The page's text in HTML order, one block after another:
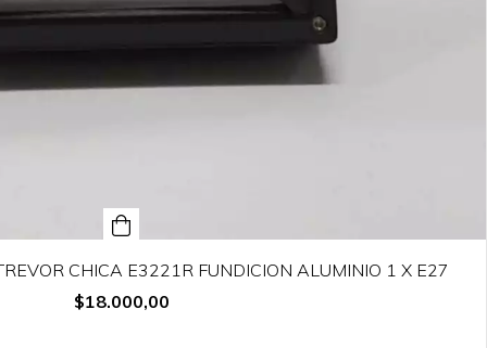
CHICA E3221R FUNDICION ALUMINIO 1 X E27
$18.000,00